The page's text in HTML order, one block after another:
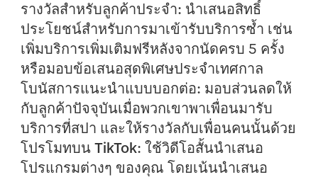
รางวัลสำหรับลูกค้าประจำ: นำเสนอสิทธิ์
ประโยชน์สำหรับการมาเข้ารับบริการซ้ำ เช่น
เพิ่มบริการเพิ่มเติมฟรีหลังจากนัดครบ 5 ครั้ง
หรือมอบข้อเสนอสุดพิเศษประจำเทศกาล
โบนัสการแนะนำแบบบอกต่อ: มอบส่วนลดให้
กับลูกค้าปัจจุบันเมื่อพวกเขาพาเพื่อนมารับ
บริการที่สปา และให้รางวัลกับเพื่อนคนนั้นด้วย
โปรโมทบน TikTok: ใช้วิดีโอสั้นนำเสนอ
โปรแกรมต่างๆ ของคุณ โดยเน้นนำเสนอ